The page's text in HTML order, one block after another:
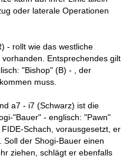
oder laterale Operationen
- rollt wie das westliche
Entsprechendes gilt
"Bishop" (B) - , der
muss.
a7 - i7 (Schwarz) ist die
"Bauer" - englisch: "Pawn"
Schach, vorausgesetzt, er
der Shogi-Bauer einen
ziehen, schlägt er ebenfalls